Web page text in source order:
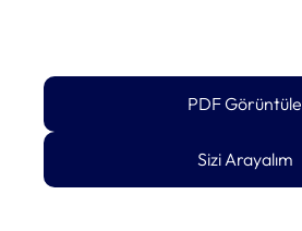
PDF Görüntüle
Sizi Arayalım